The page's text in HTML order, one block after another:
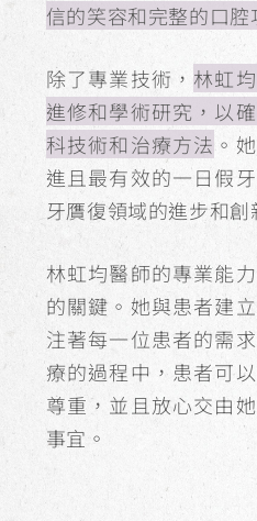
信的笑容和完整的口腔
除了專業技術， 林虹
進修和學術研究，以
科技術和治療方法。
進且最有效的一日假
牙贋復領域的進步和創
林虹均醫師的專業能
的關鍵。她與患者建
注著每一位患者的需
療的過程中，患者可
尊重，並且放心交由
事宜。